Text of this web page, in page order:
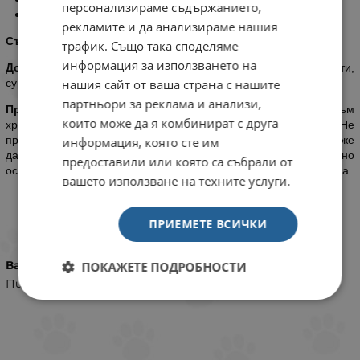
За красив външен вид.
Съставки: пиле (43%), пуйка(6.2%) патица (2.6%)
Добавки:
таурин (5.000 mg), месо, други животински продукти,
сурови масла и мазнини
Препоръки за храненето:≈ 1 см паста на ден. Прибавяйте към
храната или давайте като награда направо от тубата. Не
превишавайте дневната дажба. Увеличеният дневен прием може
да повлияе отрицателно на здравето на котката. Задължително
осигурявайте постоянен достъп до прясна вода на вашата котка.
ХАРАКТЕРИСТИКИ
Вариант
Пиле
персонализираме съдържанието,
рекламите и да анализираме нашия
трафик. Също така споделяме
информация за използването на
нашия сайт от ваша страна с нашите
партньори за реклама и анализи,
които може да я комбинират с друга
информация, която сте им
предоставили или която са събрали от
вашето използване на техните услуги.
ПРИЕМЕТЕ ВСИЧКИ
ПОКАЖЕТЕ ПОДРОБНОСТИ